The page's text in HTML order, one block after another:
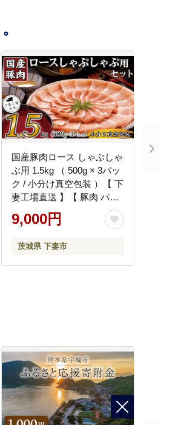
国産豚肉ロース しゃぶしゃ
ぶ用 1.5kg （ 500g × 3パッ
ク / 小分け真空包装 ）【 下
妻工場直送 】【 豚肉 パッ
ク セット ロース バラ しゃ
ぶしゃぶ 豚しゃぶ 小分け
にく 国産豚 マルリン 】
9,000円
茨城県 下妻市